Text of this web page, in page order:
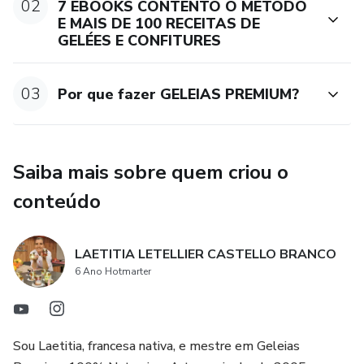
Você pode produzir na sua própria casa, sem investir em
nada, usando somente aquilo que você tem na sua cozinha,
até 500 a 1000 geleias por mês, podendo conquistar uma
como o Sta Luzia, Eataly, Sta Maria, é a melhor opção,
02
7 EBOOKS CONTENTO O MÉTODO
E MAIS DE 100 RECEITAS DE
GELÉES E CONFITURES
03 Por que fazer GELEIAS PREMIUM?
Saiba mais sobre quem criou o
conteúdo
LAETITIA LETELLIER CASTELLO BRANCO
6 Ano Hotmarter
Sou Laetitia, francesa nativa, e mestre em Geleias